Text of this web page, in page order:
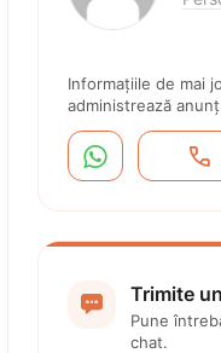
Informațiile de mai
administrează
 
 Trimite
Pune
chat.